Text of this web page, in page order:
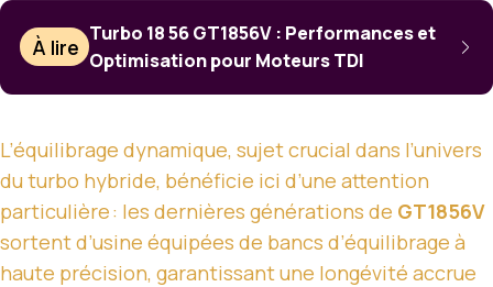
À lire
Turbo 18 56 GT1856V : Performances et
Optimisation pour Moteurs TDI
L’équilibrage dynamique, sujet crucial dans l’univers
du turbo hybride, bénéficie ici d’une attention
particulière : les dernières générations de GT1856V
sortent d’usine équipées de bancs d’équilibrage à
haute précision, garantissant une longévité accrue